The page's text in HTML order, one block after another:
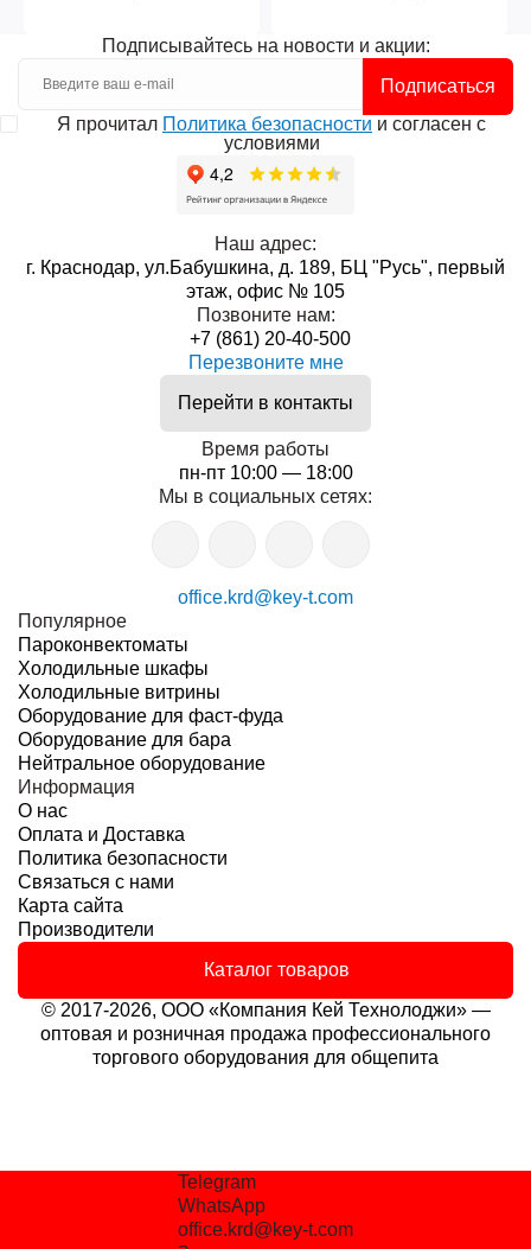
Подписывайтесь на новости и акции:
Подписаться
Я прочитал Политика безопасности и согласен с
условиями
Наш адрес:
г. Краснодар, ул.Бабушкина, д. 189, БЦ "Русь", первый
этаж, офис № 105
Позвоните нам:
+7 (861) 20-40-500
Перезвоните мне
Перейти в контакты
Время работы
пн-пт 10:00 — 18:00
Мы в социальных сетях:
office.krd@key-t.com
Популярное
Пароконвектоматы
Холодильные шкафы
Холодильные витрины
Оборудование для фаст-фуда
Оборудование для бара
Нейтральное оборудование
Информация
О нас
Оплата и Доставка
Политика безопасности
Связаться с нами
Карта сайта
Производители
Каталог товаров
© 2017-2026, ООО «Компания Кей Технолоджи» —
оптовая и розничная продажа профессионального
торгового оборудования для общепита
Telegram
WhatsApp
office.krd@key-t.com